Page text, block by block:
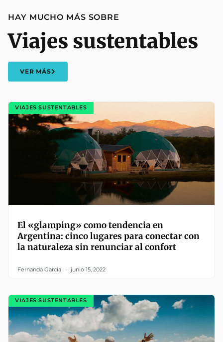
HAY MUCHO MÁS SOBRE
Viajes sustentables
VER MÁS
VIAJES SUSTENTABLES
El «glamping» como tendencia en
Argentina: cinco lugares para conectar con
la naturaleza sin renunciar al confort
Fernanda García junio 15, 2022
VIAJES SUSTENTABLES